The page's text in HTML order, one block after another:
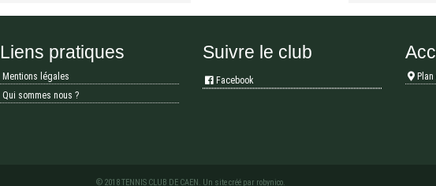
Liens pratiques
Mentions légales
Qui sommes nous ?
Suivre le club
Facebook Plan
© 2018 TENNIS CLUB DE CAEN. Un site créé par robynico.